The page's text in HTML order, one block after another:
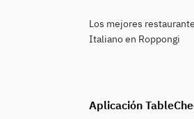
Los mejores
Italiano en Roppongi
Aplicación